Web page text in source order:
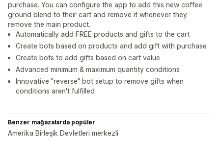
purchase. You can configure the app to add this new coffee
ground blend to their cart and remove it whenever they
remove the main product.
Automatically add FREE products and gifts to the cart
Create bots based on products and add gift with purchase
Create bots to add gifts based on cart value
Advanced minimum & maximum quantity conditions
Innovative "reverse" bot setup to remove gifts when
conditions aren't fulfilled
Benzer mağazalarda popüler
Amerika Birleşik Devletleri merkezli